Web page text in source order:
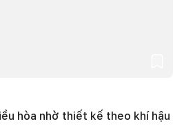
hòa nhờ thiết kế theo khí hậu